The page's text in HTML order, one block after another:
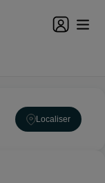
Localiser